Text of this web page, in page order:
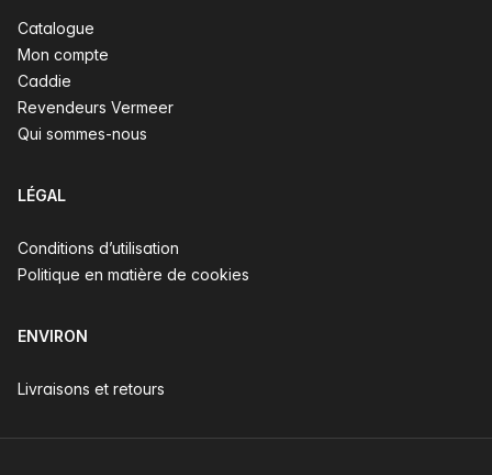
Catalogue
Mon compte
Caddie
Revendeurs Vermeer
Qui sommes-nous
LÉGAL
Conditions d’utilisation
Politique en matière de cookies
ENVIRON
Livraisons et retours